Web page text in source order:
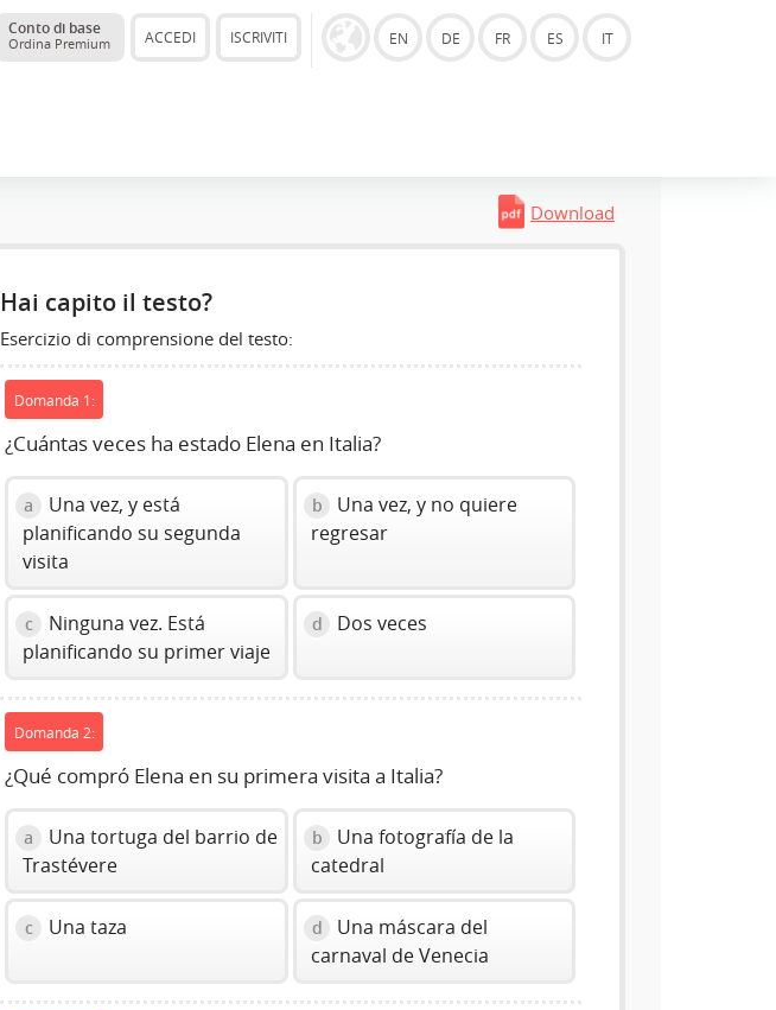
Conto di base
Ordina Premium ACCEDI ISCRIVITI EN DE FR ES IT
Download
Hai capito il testo?
Esercizio di comprensione del testo:
Domanda 1:
¿Cuántas veces ha estado Elena en Italia?
a
Una vez, y está
planificando su segunda
visita
b
Una vez, y no quiere
regresar
c
Ninguna vez. Está
planificando su primer viaje
d Dos veces
Domanda 2:
¿Qué compró Elena en su primera visita a Italia?
a
Una tortuga del barrio de
Trastévere
b
Una fotografía de la
catedral
c Una taza d
Una máscara del
carnaval de Venecia